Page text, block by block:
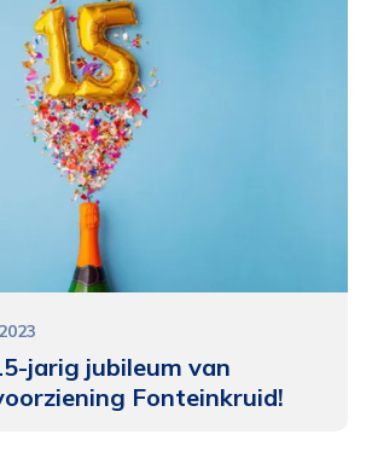
jarig jubileum van
Fonteinkruid!